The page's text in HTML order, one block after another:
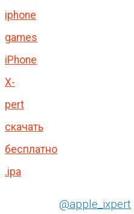
iphone
games
iPhone
X-
pert
скачать
бесплатно
.ipa
@apple_ixpert